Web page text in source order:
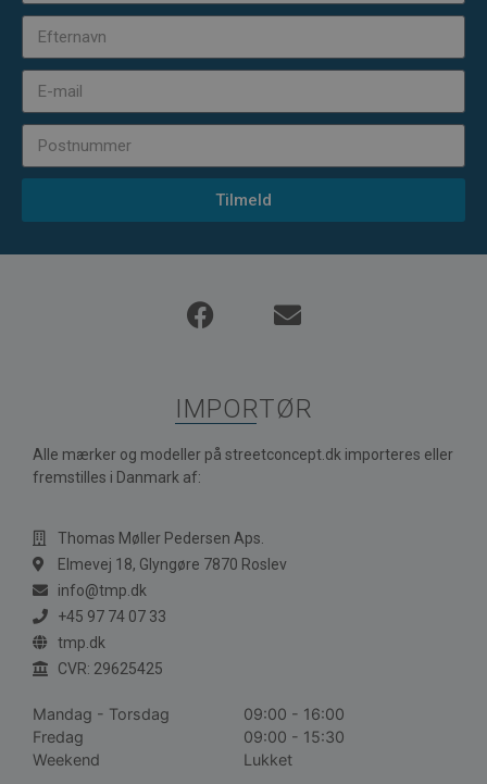
Tilmeld
IMPORTØR
Alle mærker og modeller på streetconcept.dk importeres eller
fremstilles i Danmark af:
Thomas Møller Pedersen Aps.
Elmevej 18, Glyngøre 7870 Roslev
info@tmp.dk
+45 97 74 07 33
tmp.dk
CVR: 29625425
Mandag - Torsdag
09:00 - 16:00
Fredag
09:00 - 15:30
Weekend
Lukket